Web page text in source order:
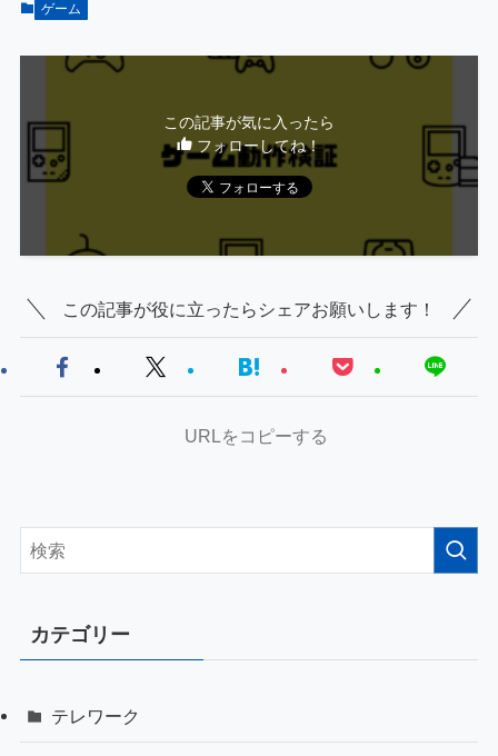
ゲーム
この記事が気に入ったら
フォローしてね！
この記事が役に立ったらシェアお願いします！
URLをコピーする
カテゴリー
テレワーク